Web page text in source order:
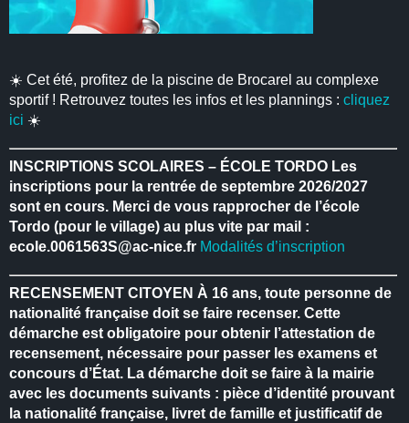
☀️ Cet été, profitez de la piscine de Brocarel au complexe
sportif ! Retrouvez toutes les infos et les plannings :cliquez
ici ☀️
INSCRIPTIONS SCOLAIRES – ÉCOLE TORDO Les
inscriptions pour la rentrée de septembre 2026/2027
sont en cours. Merci de vous rapprocher de l’école
Tordo (pour le village) au plus vite par mail :
ecole.0061563S@ac-nice.fr Modalités d’inscription
RECENSEMENT CITOYEN À 16 ans, toute personne de
nationalité française doit se faire recenser. Cette
démarche est obligatoire pour obtenir l’attestation de
recensement, nécessaire pour passer les examens et
concours d’État. La démarche doit se faire à la mairie
avec les documents suivants : pièce d’identité prouvant
la nationalité française, livret de famille et justificatif de